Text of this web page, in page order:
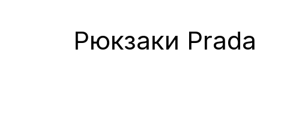
Рюкзаки Prada